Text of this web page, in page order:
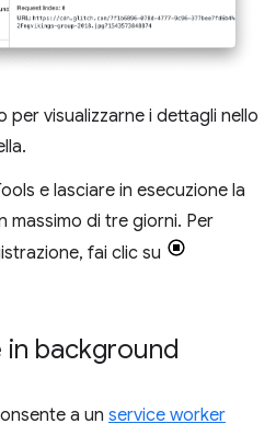
per visualizzarne i dettagli nello
e lasciare in esecuzione la
massimo di tre giorni. Per
fai clic su
in background
a un service worker